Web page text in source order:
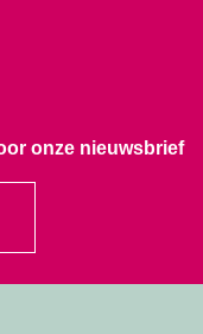
onze nieuwsbrief